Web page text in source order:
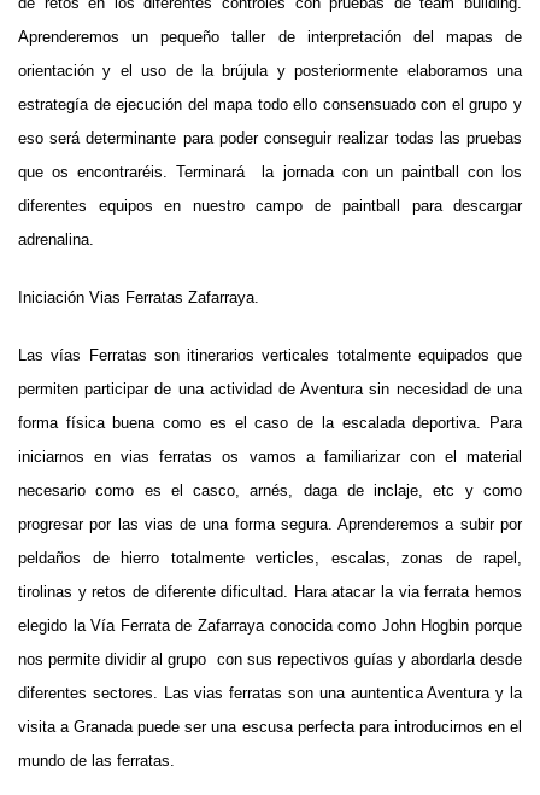
Aprenderemos un pequeño taller de interpretación del mapas de
orientación y el uso de la brújula y posteriormente elaboramos una
estrategía de ejecución del mapa todo ello consensuado con el grupo y
eso será determinante para poder conseguir realizar todas las pruebas
que os encontraréis. Terminará la jornada con un paintball con los
diferentes equipos en nuestro campo de paintball para descargar
adrenalina.
Iniciación Vias Ferratas Zafarraya.
Las vías Ferratas son itinerarios verticales totalmente equipados que
permiten participar de una actividad de Aventura sin necesidad de una
forma física buena como es el caso de la escalada deportiva. Para
iniciarnos en vias ferratas os vamos a familiarizar con el material
necesario como es el casco, arnés, daga de inclaje, etc y como
progresar por las vias de una forma segura. Aprenderemos a subir por
peldaños de hierro totalmente verticles, escalas, zonas de rapel,
tirolinas y retos de diferente dificultad. Hara atacar la via ferrata hemos
elegido la Vía Ferrata de Zafarraya conocida como John Hogbin porque
nos permite dividir al grupo con sus repectivos guías y abordarla desde
diferentes sectores. Las vias ferratas son una auntentica Aventura y la
visita a Granada puede ser una escusa perfecta para introducirnos en el
mundo de las ferratas.